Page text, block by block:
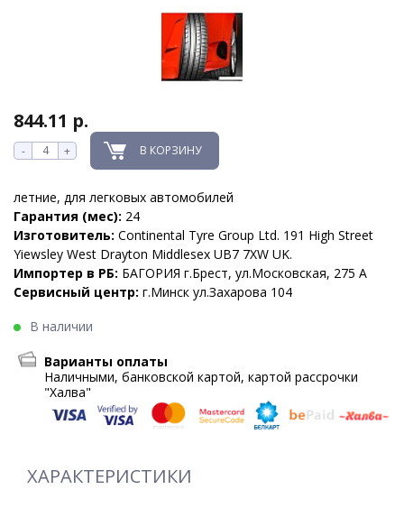
844.11 р.
- + В КОРЗИНУ
летние, для легковых автомобилей
Гарантия (мес): 24
Изготовитель: Continental Tyre Group Ltd. 191 High Street
Yiewsley West Drayton Middlesex UB7 7XW UK.
Импортер в РБ: БАГОРИЯ г.Брест, ул.Московская, 275 А
Сервисный центр: г.Минск ул.Захарова 104
В наличии
Варианты оплаты
Наличными, банковской картой, картой рассрочки
"Халва"
ХАРАКТЕРИСТИКИ